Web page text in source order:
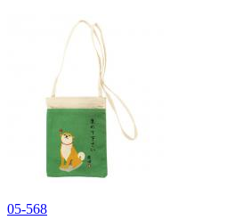
05-568